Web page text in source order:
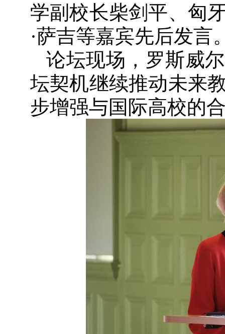
学副校长柴剑平、匈
·萨吉等嘉宾先后发言
论坛现场，罗斯威
坛契机继续推动未来
步增强与国际高校的